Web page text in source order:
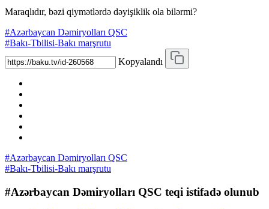
Maraqlıdır, bəzi qiymətlərdə dəyişiklik ola bilərmi?
#Azərbaycan Dəmiryolları QSC
#Bakı-Tbilisi-Bakı marşrutu
Kopyalandı
#Azərbaycan Dəmiryolları QSC
#Bakı-Tbilisi-Bakı marşrutu
#Azərbaycan Dəmiryolları QSC teqi istifadə olunub